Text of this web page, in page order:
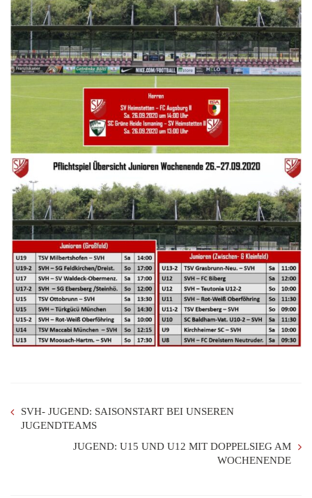
SVH- JUGEND: SAISONSTART BEI UNSEREN
JUGENDTEAMS
JUGEND: U15 UND U12 MIT DOPPELSIEG AM
WOCHENENDE